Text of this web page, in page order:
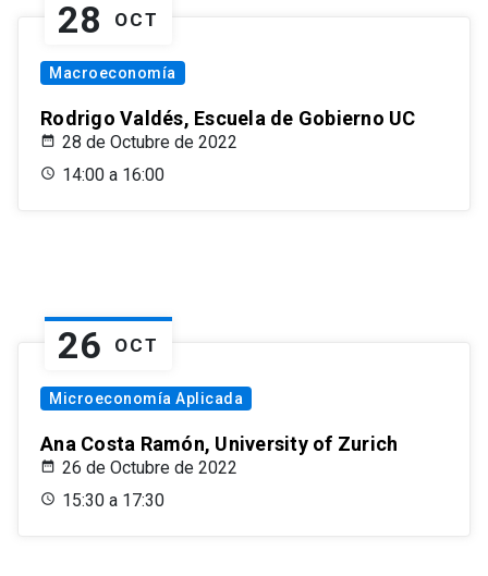
28 OCT
Macroeconomía
Rodrigo Valdés, Escuela de Gobierno UC
28 de Octubre de 2022
14:00 a 16:00
26 OCT
Microeconomía Aplicada
Ana Costa Ramón, University of Zurich
26 de Octubre de 2022
15:30 a 17:30